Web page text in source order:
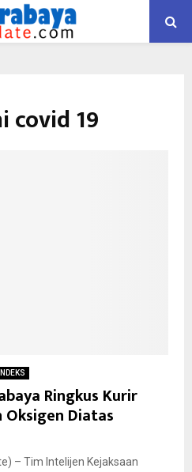
covid 19
INDEKS
Ringkus Kurir
Oksigen Diatas
– Tim Intelijen Kejaksaan